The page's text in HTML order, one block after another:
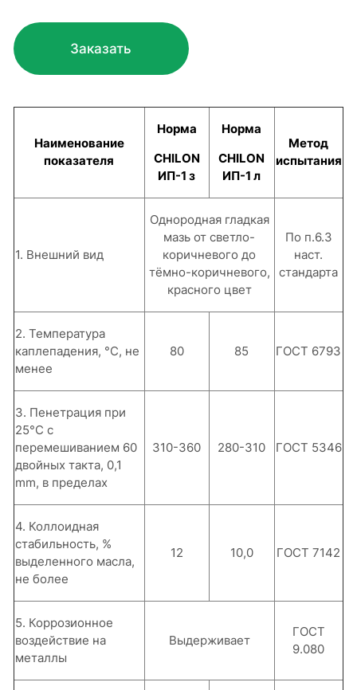
Заказать
Наименование
показателя
Норма
CHILON
ИП-1 з
Норма
CHILON
ИП-1 л
Метод
испытания
1. Внешний вид
Однородная гладкая
мазь от светло-
корич­невого до
тёмно-коричневого,
красного цвет
По п.6.3
наст.
стандарта
2. Температура
каплепадения, °С, не
менее
80 85 ГОСТ 6793
3. Пенетрация при
25°С с
перемешиванием 60
двойных такта, 0,1
mm, в преде­лах
310-360 280-310 ГОСТ 5346
4. Коллоидная
стабильность, %
выделенного масла,
не более
12 10,0 ГОСТ 7142
5. Коррозионное
воздействие на
металлы
Выдерживает
ГОСТ
9.080